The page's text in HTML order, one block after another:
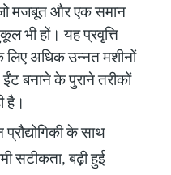
जो मजबूत और एक समान
भी हों। यह प्रवृत्ति
लिए अधिक उन्नत मशीनों
बनाने के पुराने तरीकों
है।
के साथ
सटीकता, बढ़ी हुई